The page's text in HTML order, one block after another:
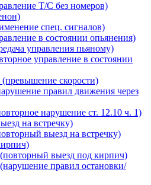
Т/С без номеров)
спец. сигналов)
в состоянии опьянения)
управления пьяному)
управление в состоянии
(превышение скорости)
правил движения через
нарушение ст. 12.10 ч. 1)
на встречку)
выезд на встречку)
выезд под кирпич)
правил остановки/